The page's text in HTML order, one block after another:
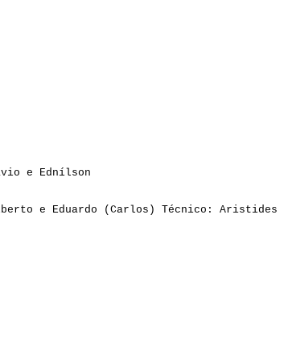
e Ednílson
e Eduardo (Carlos) Técnico: Aristides